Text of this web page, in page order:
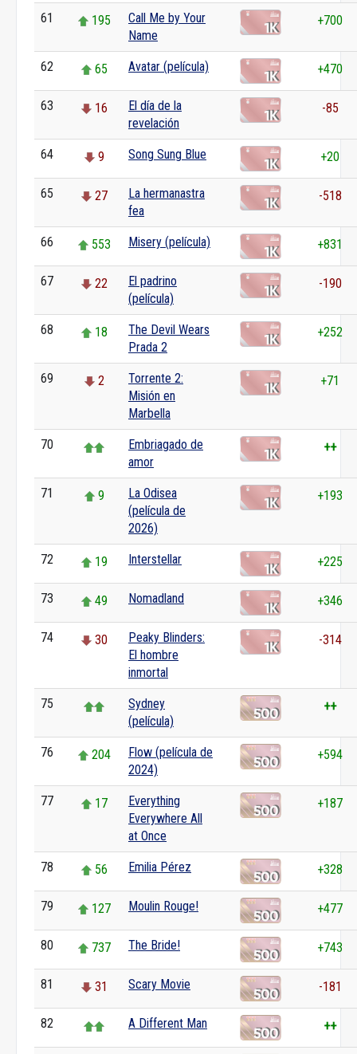
61 195
Call Me by Your
Name
+700
62 65 Avatar (película) +470
63 16
El día de la
revelación
-85
64 9 Song Sung Blue +20
65 27
La hermanastra
fea
-518
66 553 Misery (película) +831
67 22
El padrino
(película)
-190
68 18
The Devil Wears
Prada 2
+252
69 2
Torrente 2:
Misión en
Marbella
+71
70
Embriagado de
amor
++
71 9
La Odisea
(película de
2026)
+193
72 19 Interstellar +225
73 49 Nomadland +346
74 30
Peaky Blinders:
El hombre
inmortal
-314
75
Sydney
(película)
++
76 204
Flow (película de
2024)
+594
77 17
Everything
Everywhere All
at Once
+187
78 56 Emilia Pérez +328
79 127 Moulin Rouge! +477
80 737 The Bride! +743
81 31 Scary Movie -181
82 A Different Man ++